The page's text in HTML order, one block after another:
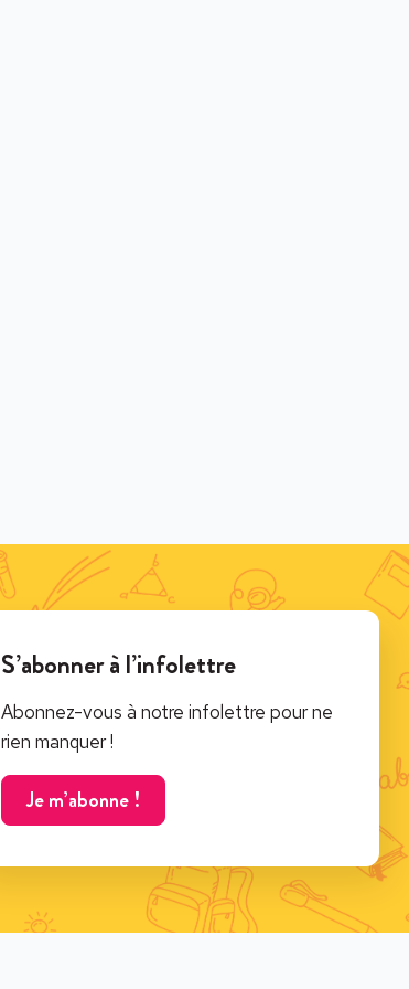
S’abonner à l’infolettre
Abonnez-vous à notre infolettre pour ne
rien manquer !
Je m’abonne !